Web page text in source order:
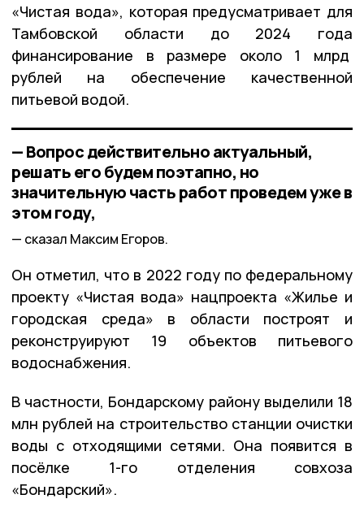
«Чистая вода», которая предусматривает для
Тамбовской области до 2024 года
финансирование в размере около 1 млрд
рублей на обеспечение качественной
питьевой водой.
— Вопрос действительно актуальный,
решать его будем поэтапно, но
значительную часть работ проведем уже в
этом году,
сказал Максим Егоров.
Он отметил, что в 2022 году по федеральному
проекту «Чистая вода» нацпроекта «Жилье и
городская среда» в области построят и
реконструируют 19 объектов питьевого
водоснабжения.
В частности, Бондарскому району выделили 18
млн рублей на строительство станции очистки
воды с отходящими сетями. Она появится в
посёлке 1-го отделения совхоза
«Бондарский».